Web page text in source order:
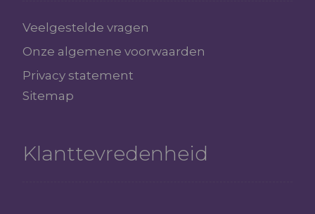
Veelgestelde vragen
Onze algemene voorwaarden
Privacy statement
Sitemap
Klanttevredenheid